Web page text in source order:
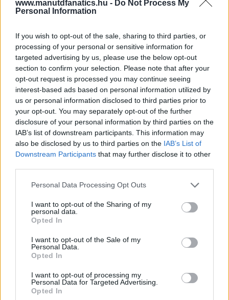
www.manutdfanatics.hu - Do Not Process My
Personal Information
If you wish to opt-out of the sale, sharing to third parties, or
processing of your personal or sensitive information for
targeted advertising by us, please use the below opt-out
section to confirm your selection. Please note that after your
opt-out request is processed you may continue seeing
interest-based ads based on personal information utilized by
us or personal information disclosed to third parties prior to
your opt-out. You may separately opt-out of the further
disclosure of your personal information by third parties on the
IAB’s list of downstream participants. This information may
also be disclosed by us to third parties on the IAB’s List of
Downstream Participants that may further disclose it to other
Please note that this website/app uses one or more Google
not limited to your visit or usage behaviour. You may click to
grant or deny consent to Google and its third-party tags to
use your data for below specified purposes in below Google
consent section.
Personal Data Processing Opt Outs
I want to opt-out of the Sharing of my
personal data.
Opted In
I want to opt-out of the Sale of my
Personal Data.
Opted In
I want to opt-out of processing my
Personal Data for Targeted Advertising.
Opted In